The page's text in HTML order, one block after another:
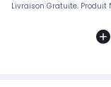
Livraison Gratuite. Produit